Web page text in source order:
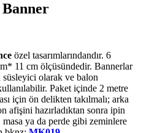
Banner
özel tasarımlarındandır. 6
11 cm ölçüsündedir. Bannerlar
süsleyici olarak ve balon
Paket içinde 2 metre
için ön delikten takılmalı; arka
afişini hazırladıktan sonra ipin
masa ya da perde gibi zeminlere